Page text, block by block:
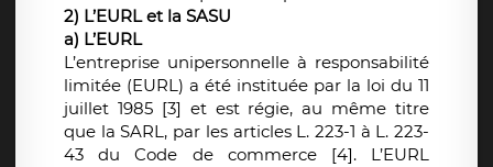
2) L’EURL et la SASU
a) L’EURL
L’entreprise unipersonnelle à responsabilité
limitée (EURL) a été instituée par la loi du 11
juillet 1985 [3] et est régie, au même titre
que la SARL, par les articles L. 223-1 à L. 223-
43 du Code de commerce [4]. L’EURL